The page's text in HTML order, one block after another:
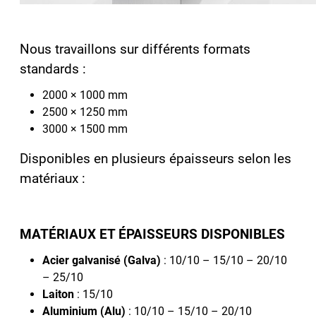
Nous travaillons sur différents formats
standards :
2000 × 1000 mm
2500 × 1250 mm
3000 × 1500 mm
Disponibles en plusieurs épaisseurs selon les
matériaux :
MATÉRIAUX ET ÉPAISSEURS DISPONIBLES
Acier galvanisé (Galva) : 10/10 – 15/10 – 20/10
– 25/10
Laiton : 15/10
Aluminium (Alu) : 10/10 – 15/10 – 20/10